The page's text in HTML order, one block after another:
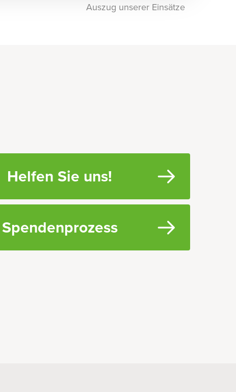
Auszug unserer Einsätze
Helfen Sie uns!
Spendenprozess